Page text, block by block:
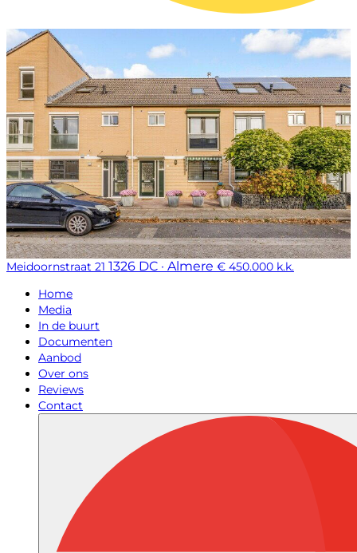
Meidoornstraat 21 1326 DC · Almere € 450.000 k.k.
Home
Media
In de buurt
Documenten
Aanbod
Over ons
Reviews
Contact